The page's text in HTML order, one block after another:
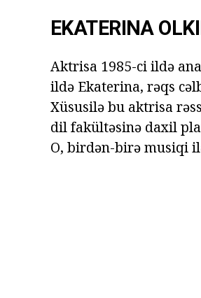
EKATERINA
Aktrisa 1985-ci ildə
ildə Ekaterina, rəqs
Xüsusilə bu aktrisa
dil fakültəsinə daxil
O, birdən-birə musiqi